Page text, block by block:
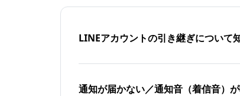
LINEアカウントの引き継ぎについて
通知が届かない／通知音（着信音）